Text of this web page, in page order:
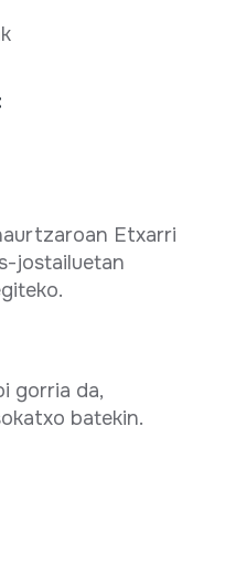
Etxarri
jostailuetan
gorria da,
batekin.